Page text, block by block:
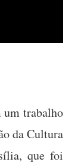
trabalho
da Cultura
que foi